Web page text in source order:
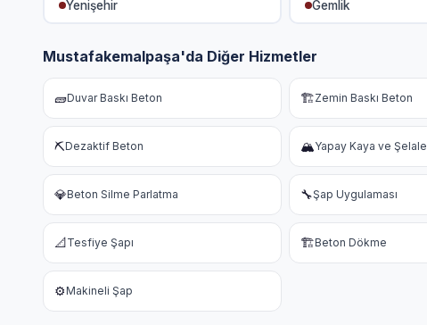
Yenişehir Gemlik
Mustafakemalpaşa'da Diğer Hizmetler
🧱Duvar Baskı Beton 🏗️Zemin Baskı Beton
⛏️Dezaktif Beton 🏔️Yapay Kaya ve Şelale
💎Beton Silme Parlatma 🔧Şap Uygulaması
📐Tesfiye Şapı 🏗️Beton Dökme
⚙️Makineli Şap